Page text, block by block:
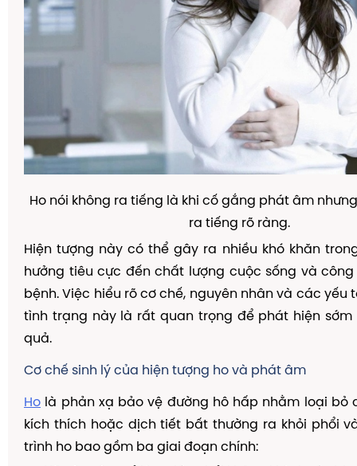
Ho nói không ra tiếng là khi cố gắng phát âm
ra tiếng rõ ràng.
Hiện tượng này có thể gây ra nhiều khó khăn
hưởng tiêu cực đến chất lượng cuộc sống và
bệnh. Việc hiểu rõ cơ chế, nguyên nhân và các yếu
tình trạng này là rất quan trọng để phát hiện sớm
quả.
Cơ chế sinh lý của hiện tượng ho và phát âm
Ho là phản xạ bảo vệ đường hô hấp nhằm loại bỏ
kích thích hoặc dịch tiết bất thường ra khỏi phổi
trình ho bao gồm ba giai đoạn chính: